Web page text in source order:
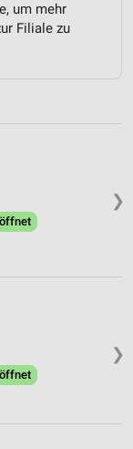
um mehr
Filiale zu
❯
❯